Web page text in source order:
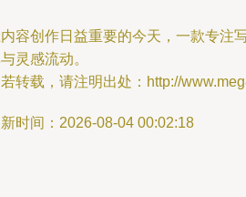
容创作日益重要的今天，一款专注
灵感流动。
转载，请注明出处：http://
时间：2026-08-04 00:02:18